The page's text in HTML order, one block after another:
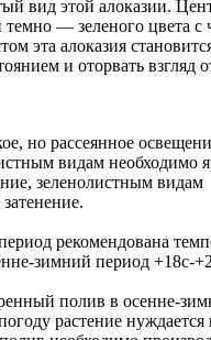
вид этой алоказии.
— зеленого цвета с
эта алоказия
и оторвать взгляд
но рассеянное
видам необходимо
зеленолистным видам
рекомендована
зимний период +18c-
полив в осенне-
растение нуждается